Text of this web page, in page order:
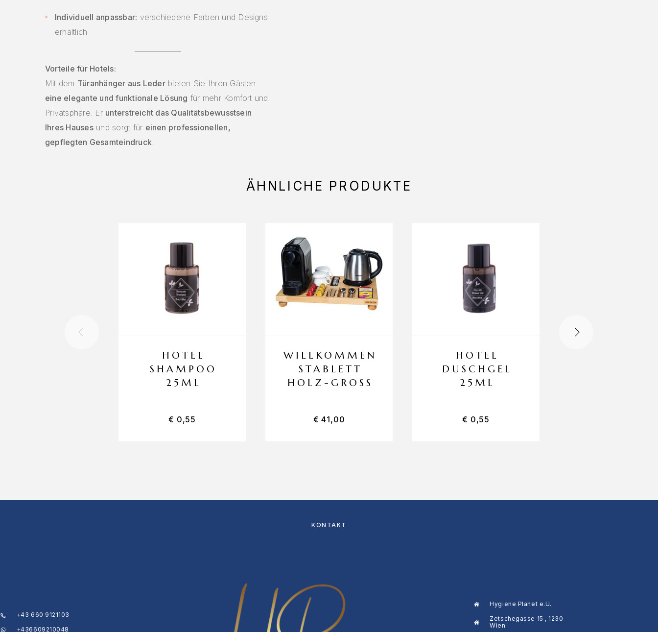
Individuell anpassbar: verschiedene Farben und Designs
erhältlich
Vorteile für Hotels:
Mit dem Türanhänger aus Lederbieten Sie Ihren Gästen
eine elegante und funktionale Lösung für mehr Komfort und
Privatsphäre. Er unterstreicht das Qualitätsbewusstsein
Ihres Hausesund sorgt für einen professionellen,
gepflegten Gesamteindruck
ÄHNLICHE PRODUKTE
HOTEL
SHAMPOO
25ML
€ 0,55
WILLKOMMEN
STABLETT
HOLZ-GROSS
€ 41,00
HOTEL
DUSCHGEL
25ML
€ 0,55
KONTAKT
+43 660 9121103
+436609210048
Hygiene Planet e.U.
Zetschegasse 15 , 1230
Wien